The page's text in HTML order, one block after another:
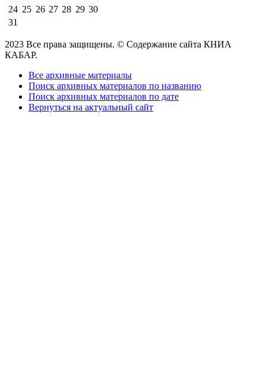
24 25 26 27 28 29 30
31
2023 Все права защищены. © Содержание сайта КНИА
КАБАР.
Все архивные материалы
Поиск архивных материалов по названию
Поиск архивных материалов по дате
Вернуться на актуальный сайт